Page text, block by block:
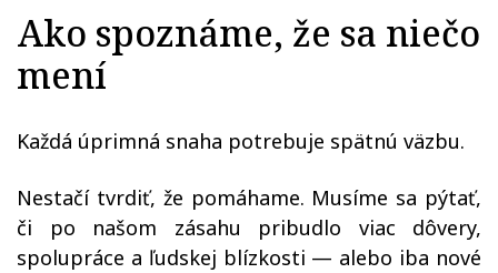
Ako spoznáme, že sa niečo
mení
Každá úprimná snaha potrebuje spätnú väzbu.
Nestačí tvrdiť, že pomáhame. Musíme sa pýtať,
či po našom zásahu pribudlo viac dôvery,
spolupráce a ľudskej blízkosti — alebo iba nové